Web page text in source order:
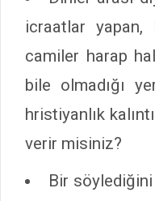
icraatlar yapan,
camiler harap
bile olmadığı
hristiyanlık
verir misiniz?
Bir